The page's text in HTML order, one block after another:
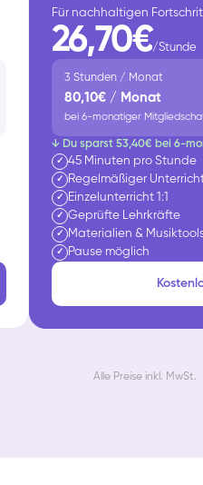
Für nachhaltigen
26,70€/Stunde
3 Stunden / Monat
80,10€ / Monat
bei 6-monatiger
↓ Du sparst 53,40€ bei 6-
✓ 45 Minuten pro Stunde
✓ Regelmäßiger
✓ Einzelunterricht 1:1
✓ Geprüfte Lehrkräfte
✓ Materialien &
✓ Pause möglich
Alle Preise inkl.